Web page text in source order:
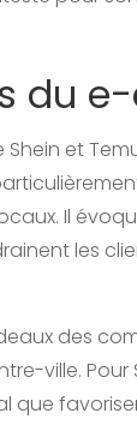
du
et
Il
les
des
ville.
que